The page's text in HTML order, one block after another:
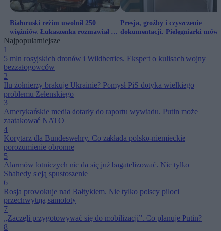
Białoruski reżim uwolnił 250
więźniów. Łukaszenka rozmawiał z
człowiekiem Trumpa
Presja, groźby i czyszczenie
dokumentacji. Pielęgniarki
Najpopularniejsze
1
5 mln rosyjskich dronów i Wildberries. Ekspert o kulisach wojny
bezzałogowców
2
Ilu żołnierzy brakuje Ukrainie? Pomysł PiS dotyka wielkiego
problemu Zełenskiego
3
Amerykańskie media dotarły do raportu wywiadu. Putin może
zaatakować NATO
4
Korytarz dla Bundeswehry. Co zakłada polsko-niemieckie
porozumienie obronne
5
Alarmów lotniczych nie da się już bagatelizować. Nie tylko
Shahedy sieją spustoszenie
6
Rosja prowokuje nad Bałtykiem. Nie tylko polscy piloci
przechwytują samoloty
7
„Zaczęli przygotowywać się do mobilizacji”. Co planuje Putin?
8